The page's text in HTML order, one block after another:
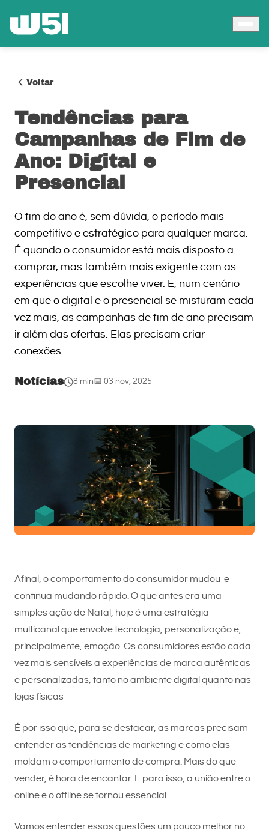
Voltar
Tendências para
Campanhas de Fim de
Ano: Digital e
Presencial
O fim do ano é, sem dúvida, o período mais
competitivo e estratégico para qualquer marca.
É quando o consumidor está mais disposto a
comprar, mas também mais exigente com as
experiências que escolhe viver. E, num cenário
em que o digital e o presencial se misturam cada
vez mais, as campanhas de fim de ano precisam
ir além das ofertas. Elas precisam criar
conexões.
Notícias 8 min 📅 03 nov, 2025
Afinal, o comportamento do consumidor mudou e
continua mudando rápido. O que antes era uma
simples ação de Natal, hoje é uma estratégia
multicanal que envolve tecnologia, personalização e,
principalmente, emoção. Os consumidores estão cada
vez mais sensíveis a experiências de marca autênticas
e personalizadas, tanto no ambiente digital quanto nas
lojas físicas
É por isso que, para se destacar, as marcas precisam
entender as tendências de marketing e como elas
moldam o comportamento de compra. Mais do que
vender, é hora de encantar. E para isso, a união entre o
online e o offline se tornou essencial.
Vamos entender essas questões um pouco melhor no